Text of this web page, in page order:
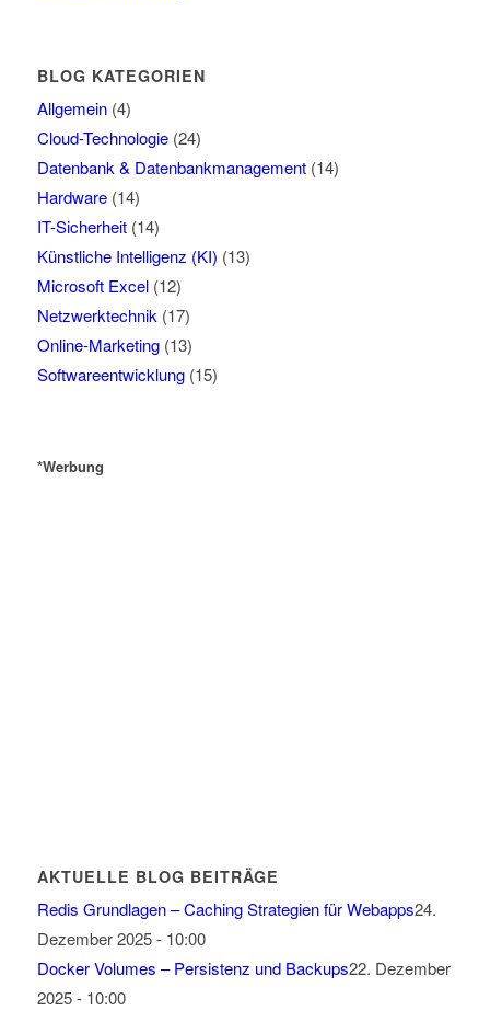
BLOG KATEGORIEN
Allgemein(4)
Cloud-Technologie(24)
Datenbank & Datenbankmanagement(14)
Hardware(14)
IT-Sicherheit(14)
Künstliche Intelligenz (KI) (13)
Microsoft Excel(12)
Netzwerktechnik (17)
Online-Marketing(13)
Softwareentwicklung(15)
*Werbung
AKTUELLE BLOG BEITRÄGE
Redis Grundlagen – Caching Strategien für Webapps24.
Dezember 2025 - 10:00
Docker Volumes – Persistenz und Backups22. Dezember
2025 - 10:00